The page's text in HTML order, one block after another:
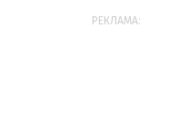
РЕКЛАМА: